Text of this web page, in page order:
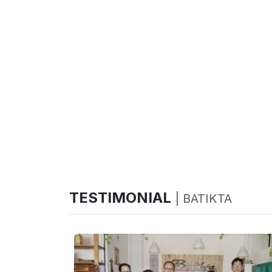
TESTIMONIAL | BATIKTA